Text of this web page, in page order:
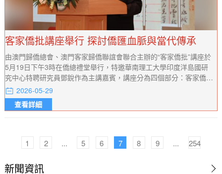
客家僑批講座舉行 探討僑匯血脈與當代傳承
由澳門歸僑總會、澳門客家歸僑聯誼會聯合主辦的“客家僑批”講座於
5月19日下午3時在僑總禮堂舉行，特邀華南理工大學印度洋島國研
究中心特聘研究員鄧銳作為主講嘉賓，講座分為四個部分：客家僑
批、僑批的來源——有僑才有批、僑批申遺、僑批的活化應用。
2026-05-29
查看詳細
1 2 ... 5 6 7 8 9 ... 254
新聞資訊